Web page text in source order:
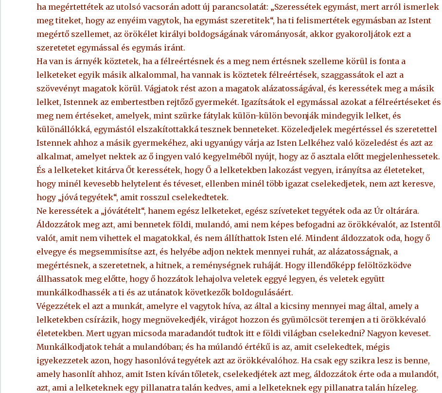
ha megértettétek az utolsó vacsorán adott új parancsolatát: „Szeressétek egymást, mert arról ismerlek
meg titeket, hogy az enyéim vagytok, ha egymást szeretitek“, ha ti felismertétek egymásban az Istent
megértő szellemet, az örökélet királyi boldogságának várományosát, akkor gyakoroljátok ezt a
szeretetet egymással és egymás iránt.
Ha van is árnyék köztetek, ha a félreértésnek és a meg nem értésnek szelleme körül is fonta a
lelketeket egyik másik alkalommal, ha vannak is köztetek félreértések, szaggassátok el azt a
szövevényt magatok körül. Vágjatok rést azon a magatok alázatosságával, és keressétek meg a másik
lelket, Istennek az embertestben rejtőző gyermekét. Igazítsátok el egymással azokat a félreértéseket és
meg nem értéseket, amelyek, mint szürke fátylak külön-külön bevonják mindegyik lelket, és
különállókká, egymástól elszakítottakká tesznek benneteket. Közeledjelek megértéssel és szeretettel
Istennek ahhoz a másik gyermekéhez, aki ugyanúgy várja az Isten Lelkéhez való közeledést és azt az
alkalmat, amelyet nektek az ő ingyen való kegyelméből nyújt, hogy az ő asztala előtt megjelenhessetek.
És a lelketeket kitárva Őt keressétek, hogy Ő a lelketekben lakozást vegyen, irányítsa az életeteket,
hogy minél kevesebb helytelent és téveset, ellenben minél több igazat cselekedjetek, nem azt keresve,
hogy „jóvá tegyétek“, amit rosszul cselekedtetek.
Ne keressétek a „jóvátételt“, hanem egész lelketeket, egész szíveteket tegyétek oda az Úr oltárára.
Áldozzátok meg azt, ami bennetek földi, mulandó, ami nem képes befogadni az örökkévalót, az Istentől
valót, amit nem vihettek el magatokkal, és nem állíthattok Isten elé. Mindent áldozzatok oda, hogy ő
elvegye és megsemmisítse azt, és helyébe adjon nektek mennyei ruhát, az alázatosságnak, a
megértésnek, a szeretetnek, a hitnek, a reménységnek ruháját. Hogy illendőképp felöltözködve
állhassatok meg előtte, hogy ő hozzátok lehajolva veletek eggyé legyen, és veletek együtt
munkálkodhassék a ti és az utánatok következők boldogulásáért.
Végezzétek el azt a munkát, amelyre el vagytok híva, az által a kicsiny mennyei mag által, amely a
lelketekben csírázik, hogy megnövekedjék, virágot hozzon és gyümölcsöt teremjen a ti örökkévaló
életetekben. Mert ugyan micsoda maradandót tudtok itt e földi világban cselekedni? Nagyon keveset.
Munkálkodjatok tehát a mulandóban; és ha múlandó értékű is az, amit cselekedtek, mégis
igyekezzetek azon, hogy hasonlóvá tegyétek azt az örökkévalóhoz. Ha csak egy szikra lesz is benne,
amely hasonlít ahhoz, amit Isten kíván tőletek, cselekedjétek azt meg, áldozzátok érte oda a mulandót,
azt, ami a lelketeknek egy pillanatra talán kedves, ami a lelketeknek egy pillanatra talán hízeleg.